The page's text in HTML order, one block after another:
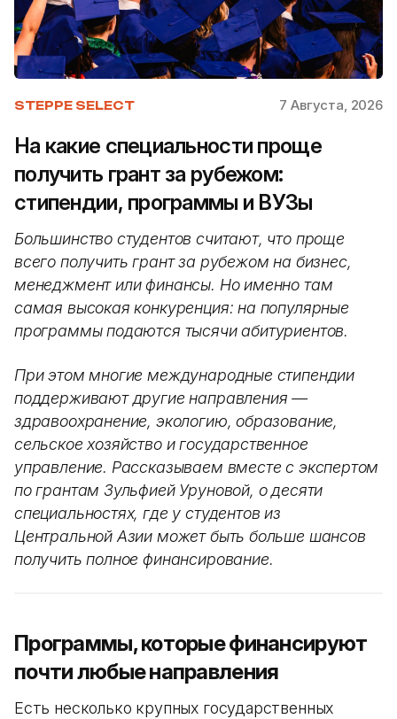
STEPPE SELECT 7 Августа, 2026
На какие специальности проще
получить грант за рубежом:
стипендии, программы и ВУЗы
Большинство студентов считают, что проще
всего получить грант за рубежом на бизнес,
менеджмент или финансы. Но именно там
самая высокая конкуренция: на популярные
программы подаются тысячи абитуриентов.
При этом многие международные стипендии
поддерживают другие направления —
здравоохранение, экологию, образование,
сельское хозяйство и государственное
управление. Рассказываем вместе с экспертом
по грантам Зульфией Уруновой, о десяти
специальностях, где у студентов из
Центральной Азии может быть больше шансов
получить полное финансирование.
Программы, которые финансируют
почти любые направления
Есть несколько крупных государственных